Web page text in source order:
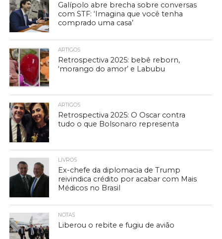
Galípolo abre brecha sobre conversas
com STF: ‘Imagina que você tenha
comprado uma casa’
ARTIGOS
Retrospectiva 2025: bebê reborn,
‘morango do amor’ e Labubu
ARTIGOS
Retrospectiva 2025: O Oscar contra
tudo o que Bolsonaro representa
LIVROS
Ex-chefe da diplomacia de Trump
reivindica crédito por acabar com Mais
Médicos no Brasil
NOTAS
Liberou o rebite e fugiu de avião